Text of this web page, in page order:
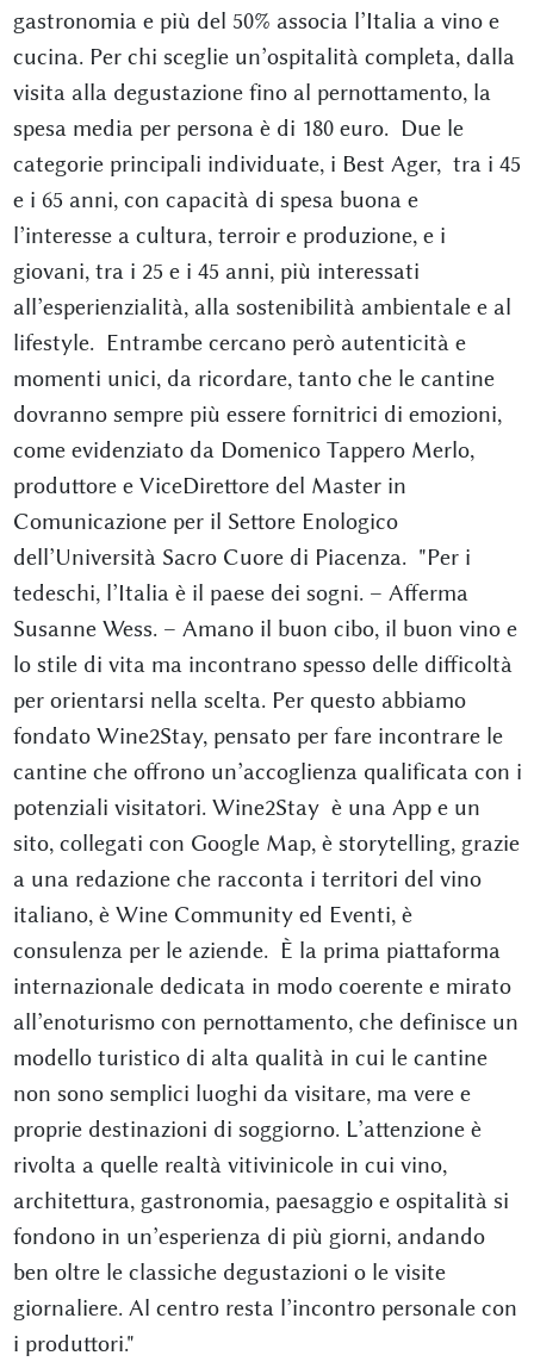
gastronomia e più del 50% associa l’Italia a vino e
cucina. Per chi sceglie un’ospitalità completa, dalla
visita alla degustazione fino al pernottamento, la
spesa media per persona è di 180 euro. Due le
categorie principali individuate, i Best Ager, tra i 45
e i 65 anni, con capacità di spesa buona e
l’interesse a cultura, terroir e produzione, e i
giovani, tra i 25 e i 45 anni, più interessati
all’esperienzialità, alla sostenibilità ambientale e al
lifestyle. Entrambe cercano però autenticità e
momenti unici, da ricordare, tanto che le cantine
dovranno sempre più essere fornitrici di emozioni,
come evidenziato da Domenico Tappero Merlo,
produttore e ViceDirettore del Master in
Comunicazione per il Settore Enologico
dell’Università Sacro Cuore di Piacenza. "Per i
tedeschi, l’Italia è il paese dei sogni. – Afferma
Susanne Wess. – Amano il buon cibo, il buon vino e
lo stile di vita ma incontrano spesso delle difficoltà
per orientarsi nella scelta. Per questo abbiamo
fondato Wine2Stay, pensato per fare incontrare le
cantine che offrono un’accoglienza qualificata con i
potenziali visitatori. Wine2Stay è una App e un
sito, collegati con Google Map, è storytelling, grazie
a una redazione che racconta i territori del vino
italiano, è Wine Community ed Eventi, è
consulenza per le aziende. È la prima piattaforma
internazionale dedicata in modo coerente e mirato
all’enoturismo con pernottamento, che definisce un
modello turistico di alta qualità in cui le cantine
non sono semplici luoghi da visitare, ma vere e
proprie destinazioni di soggiorno. L’attenzione è
rivolta a quelle realtà vitivinicole in cui vino,
architettura, gastronomia, paesaggio e ospitalità si
fondono in un’esperienza di più giorni, andando
ben oltre le classiche degustazioni o le visite
giornaliere. Al centro resta l’incontro personale con
i produttori."